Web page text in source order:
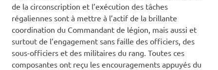
de la circonscription et l’exécution des tâches
régaliennes sont à mettre à l’actif de la brillante
coordination du Commandant de légion, mais aussi et
surtout de l’engagement sans faille des officiers, des
sous-officiers et des militaires du rang. Toutes ces
composantes ont reçu les encouragements appuyés du